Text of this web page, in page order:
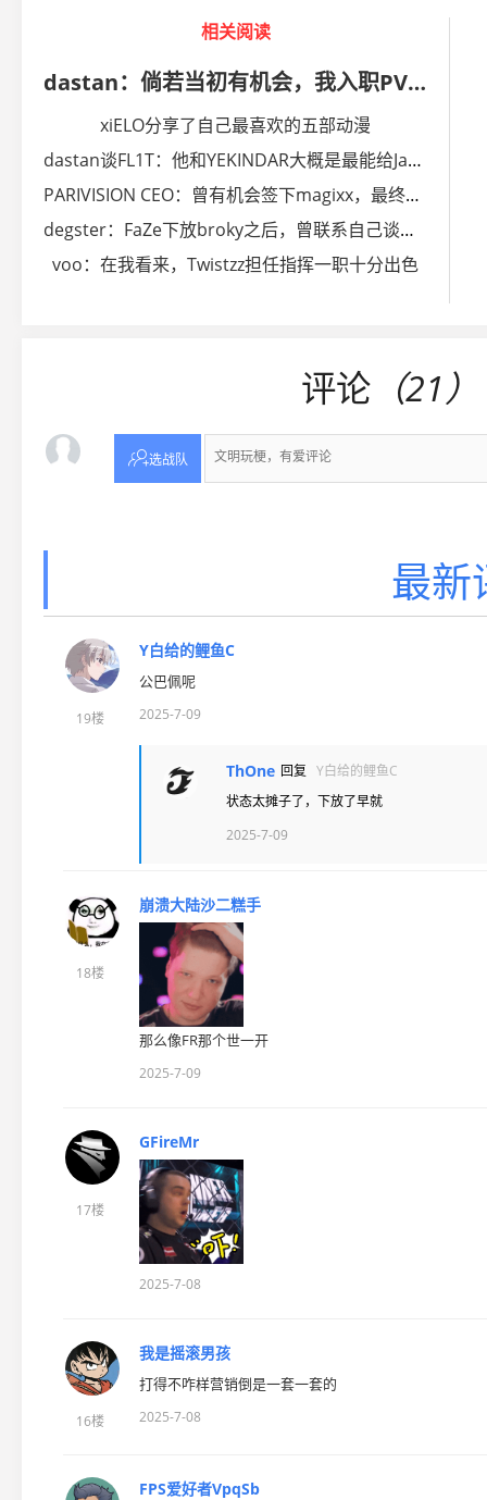
相关阅读
dastan：倘若当初有机会，我入职PV的第一天就会签下FL1T
xiELO分享了自己最喜欢的五部动漫
dastan谈FL1T：他和YEKINDAR大概是最能给Jame提供帮助的人
PARIVISION CEO：曾有机会签下magixx，最终选择zweih
degster⁠：FaZe下放broky之后，曾联系自己谈判加盟
voo：在我看来，Twistzz担任指挥一职十分出色
评论 （21）
选战队
最新
19楼
Y白给的鲤鱼C
公巴佩呢
2025-7-09
ThOne 回复 Y白给的鲤鱼C
状态太摊子了，下放了早就
2025-7-09
18楼
崩溃大陆沙二糕手
那么像FR那个世一开
2025-7-09
17楼
GFireMr
2025-7-08
16楼
我是摇滚男孩
打得不咋样营销倒是一套一套的
2025-7-08
FPS爱好者VpqSb